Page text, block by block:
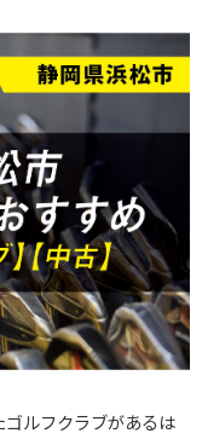
ルフクラブがあるは